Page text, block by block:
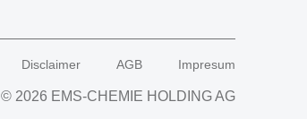
Disclaimer AGB Impresum
© 2026 EMS-CHEMIE HOLDING AG